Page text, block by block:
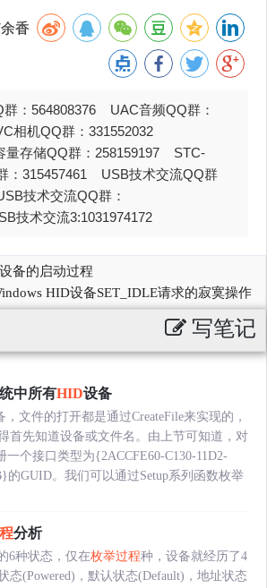
香
群：564808376 UAC音频QQ群：
相机QQ群：331552032
量存储QQ群：258159197 STC-
：315457461 USB技术交流QQ群
技术交流QQ群：
技术交流3:1031974172
备的启动过程
HID设备SET_IDLE请求的寂寞操作
写笔记
中所有HID设备
，文件的打开都是通过CreateFile来实现的，
首先知道设备或文件名。由上节可知道，对
一个接口类型为{2ACCFE60-C130-11D2-
的GUID。我们可以通过Setup系列函数枚举
分析
6种状态，仅在枚举过程种，设备就经历了4
态(Powered)，默认状态(Default)，地址状态